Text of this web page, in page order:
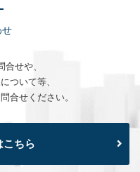
せや、
ついて等、
合せください。
こちら